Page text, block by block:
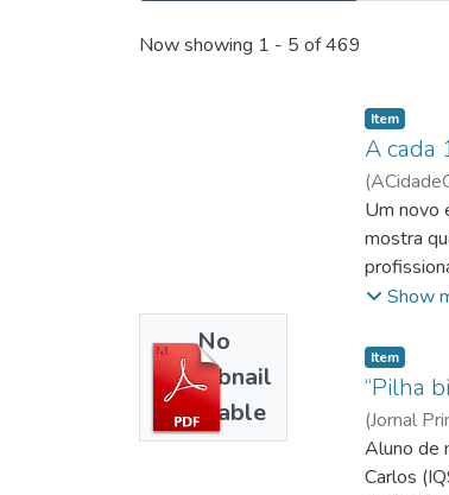
Recent Submissions
Now showing 1 - 5 of 469
No
Thumbnail
Available
Item
A cada
(
Um novo
mostra
Show
Item
“Pilha
(Jornal
Aluno de
Carlos